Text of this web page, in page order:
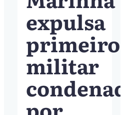
expulsa
primeiro
militar